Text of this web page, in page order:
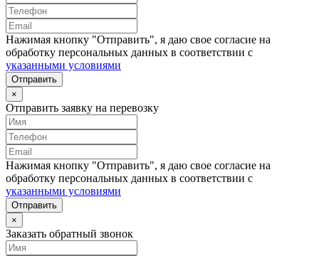
Нажимая кнопку "Отправить", я даю свое согласие на
обработку персональных данных в соответствии с
указанными условиями
Отправить
×
Отправить заявку на перевозку
Нажимая кнопку "Отправить", я даю свое согласие на
обработку персональных данных в соответствии с
указанными условиями
Отправить
×
Заказать обратный звонок